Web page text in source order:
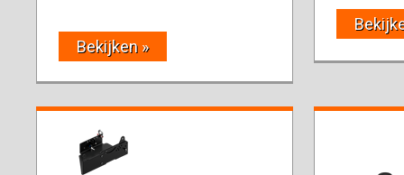
Bekijken »